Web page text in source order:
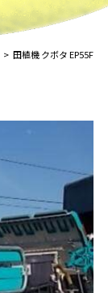
田植機 クボタ EP55F